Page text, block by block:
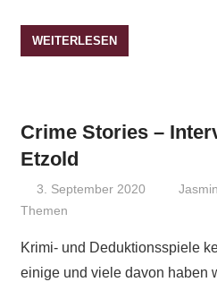
WEITERLESEN
Crime Stories –
Etzold
3. September 2020 Jasmin
Themen
Krimi- und Deduktionsspiele
einige und viele davon haben